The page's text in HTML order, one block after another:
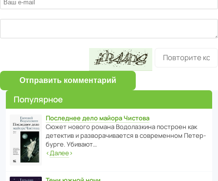
Отправить комментарий
Популярное
Последнее дело майора Чистова
Сюжет нового романа Водо­ла­з­кина пост­роен как
дете­ктив и разво­ра­чи­ва­ется в совре­менном Пете­р­
бурге. Убивают…
‹Далее›